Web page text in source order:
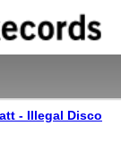
- Illegal Disco